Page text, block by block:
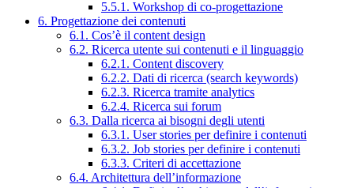
5.5.1. Workshop di co-progettazione
6. Progettazione dei contenuti
6.1. Cos’è il content design
6.2. Ricerca utente sui contenuti e il linguaggio
6.2.1. Content discovery
6.2.2. Dati di ricerca (search keywords)
6.2.3. Ricerca tramite analytics
6.2.4. Ricerca sui forum
6.3. Dalla ricerca ai bisogni degli utenti
6.3.1. User stories per definire i contenuti
6.3.2. Job stories per definire i contenuti
6.3.3. Criteri di accettazione
6.4. Architettura dell’informazione